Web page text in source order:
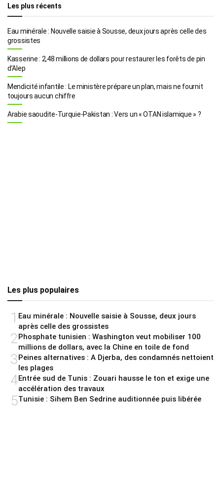
Les plus récents
Eau minérale : Nouvelle saisie à Sousse, deux jours après celle des
grossistes
Kasserine : 2,48 millions de dollars pour restaurer les forêts de pin
d’Alep
Mendicité infantile : Le ministère prépare un plan, mais ne fournit
toujours aucun chiffre
Arabie saoudite-Turquie-Pakistan : Vers un « OTAN islamique » ?
Les plus populaires
1 Eau minérale : Nouvelle saisie à Sousse, deux jours
après celle des grossistes
2Phosphate tunisien : Washington veut mobiliser 100
millions de dollars, avec la Chine en toile de fond
3Peines alternatives : A Djerba, des condamnés nettoient
les plages
4Entrée sud de Tunis : Zouari hausse le ton et exige une
accélération des travaux
5Tunisie : Sihem Ben Sedrine auditionnée puis libérée